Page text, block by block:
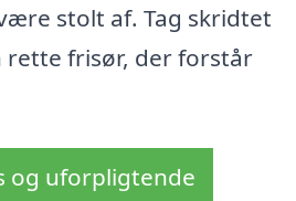
stolt af. Tag skridtet
rette frisør, der forstår
og uforpligtende